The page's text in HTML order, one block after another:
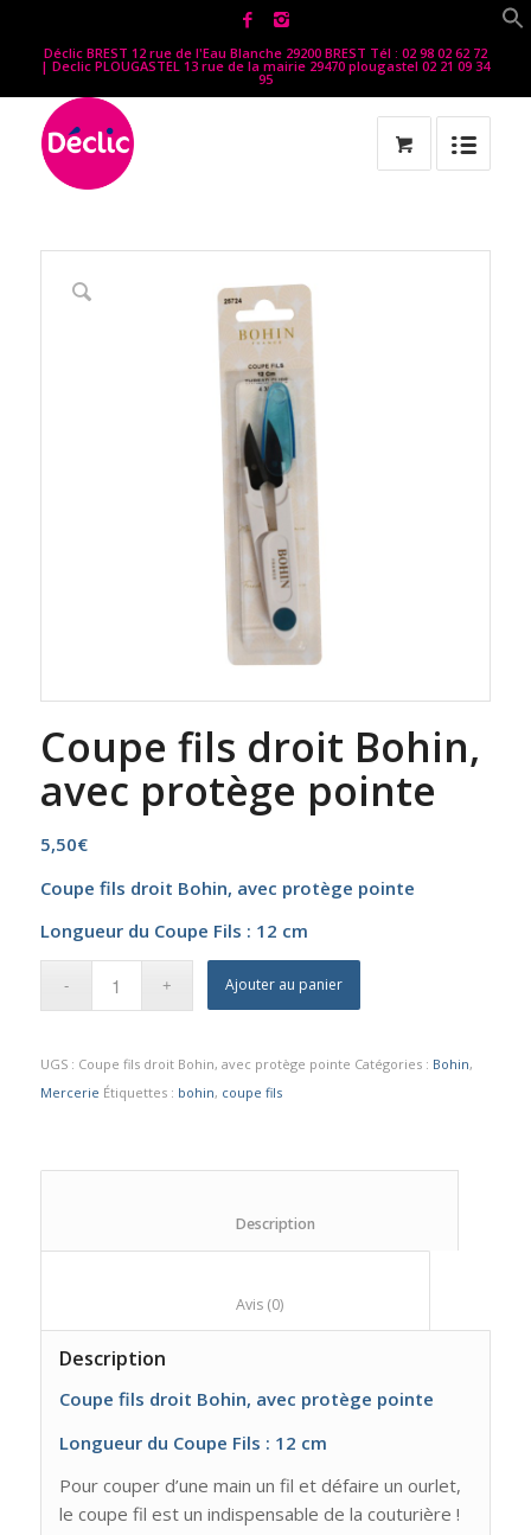
Déclic BREST 12 rue de l'Eau Blanche 29200 BREST Tél : 02 98 02 62 72
| Declic PLOUGASTEL 13 rue de la mairie 29470 plougastel 02 21 09 34
95
Coupe fils droit Bohin,
avec protège pointe
5,50€
Coupe fils droit Bohin, avec protège pointe
Longueur du Coupe Fils : 12 cm
Ajouter au panier
UGS : Coupe fils droit Bohin, avec protège pointe Catégories : Bohin,
Mercerie Étiquettes : bohin, coupe fils
						Avis (0)
Description
Coupe fils droit Bohin, avec protège pointe
Longueur du Coupe Fils : 12 cm
Pour couper d’une main un fil et défaire un ourlet,
le coupe fil est un indispensable de la couturière !